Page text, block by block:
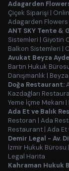
Adagarden
Çiçek Siparişi |
Adagarden
ANT SKY Tente &
Sistemleri | Giyotin
Balkon Sistemleri |
Avukat Beyza
Bartın Hukuk
Danışmanlık |
Doğa Restaurant:
Kazdağları
Yeme İçme Mekanı |
Ada Et ve Balık
Restoran | Ada
Restaurant | Ada Et
Demir Legal - Av.
İzmir Hukuk Bürosu |
Legal Harita
Kahraman Hukuk